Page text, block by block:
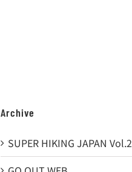
Archive
SUPER HIKING JAPAN Vol.2